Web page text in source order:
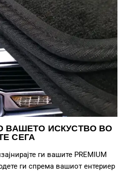
ВАШЕТО ИСКУСТВО ВО
СЕГА
ги вашите PREMIUM
ги спрема вашиот ентериер